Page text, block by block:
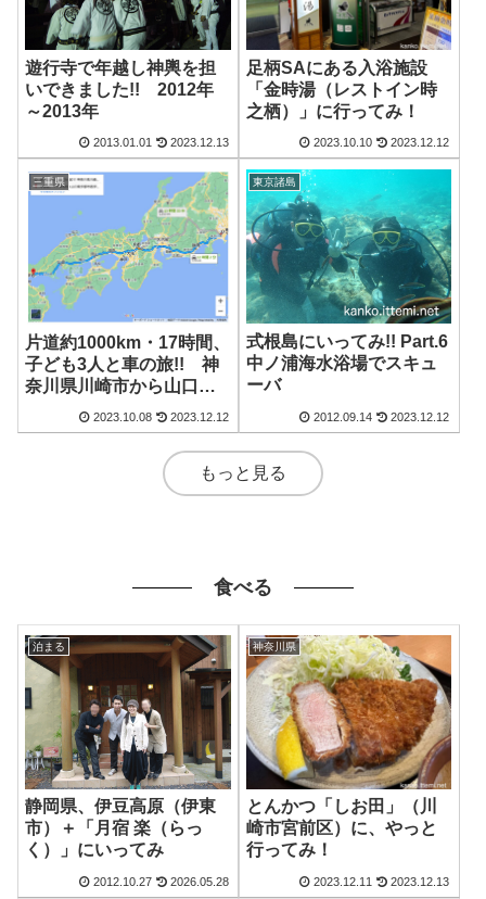
遊行寺で年越し神輿を担
いできました!! 2012年
～2013年
2013.01.01 2023.12.13
足柄SAにある入浴施設
「金時湯（レストイン時
之栖）」に行ってみ！
2023.10.10 2023.12.12
三重県
片道約1000km・17時間、
子ども3人と車の旅!! 神
奈川県川崎市から山口県
宇部市まで、車でいって
み!!2023年版 前半（東
名川崎からびわ湖まで）
2023.10.08 2023.12.12
東京諸島
式根島にいってみ!! Part.6
中ノ浦海水浴場でスキュ
ーバ
2012.09.14 2023.12.12
もっと見る
食べる
泊まる
静岡県、伊豆高原（伊東
市）＋「月宿 楽（らっ
く）」にいってみ
2012.10.27 2026.05.28
神奈川県
とんかつ「しお田」（川
崎市宮前区）に、やっと
行ってみ！
2023.12.11 2023.12.13